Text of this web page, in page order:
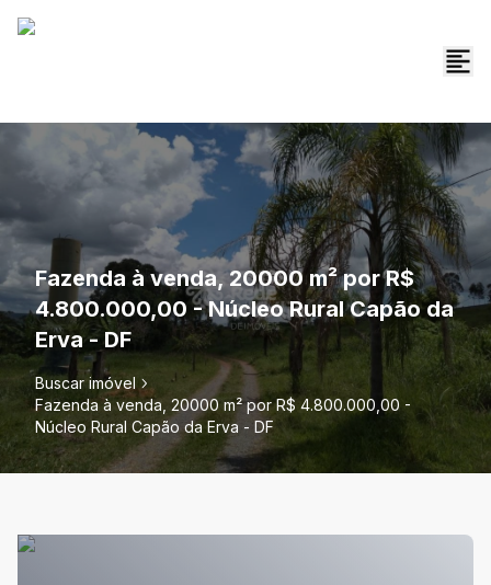
Fazenda à venda, 20000 m² por R$
4.800.000,00 - Núcleo Rural Capão da
Erva - DF
Buscar imóvel
Fazenda à venda, 20000 m² por R$ 4.800.000,00 -
Núcleo Rural Capão da Erva - DF